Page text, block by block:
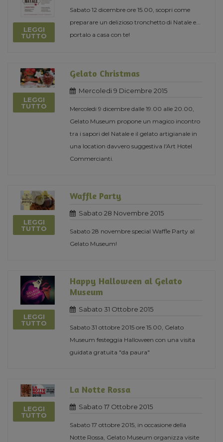
LEGGI
TUTTO
Sabato 12 dicembre ore 15.00, scopri come
preparare un delizioso tronchetto di Natale e...
portalo a casa con te!
LEGGI
TUTTO
Gelato Christmas
Mercoledi 9 Dicembre 2015
Mercoledi 9 dicembre dalle 19.00 alle 20.00,
Gelato Museum propone un magico incontro
tra i sapori del Natale e il gelato artigianale in
una location davvero suggestiva l'Art Hotel
Commercianti.
LEGGI
TUTTO
Waffle Party
Sabato 28 Novembre 2015
Sabato 28 novembre special Waffle Party al
Gelato Museum!
LEGGI
TUTTO
Happy Halloween al Gelato
Museum
Sabato 31 Ottobre 2015
Sabato 31 ottobre 2015 ore 15.00, Gelato
Museum festeggia Halloween con una visita
guidata gratuita "da paura"
LEGGI
TUTTO
La Notte Rossa
Sabato 17 Ottobre 2015
Sabato 17 ottobre 2015, in occasione della
Notte Rossa, Gelato Museum organizza visite